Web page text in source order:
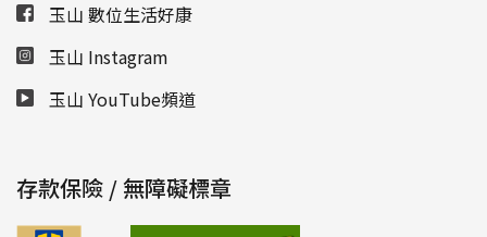
玉山 數位生活好康
玉山 Instagram
玉山 YouTube頻道
存款保險 / 無障礙標章